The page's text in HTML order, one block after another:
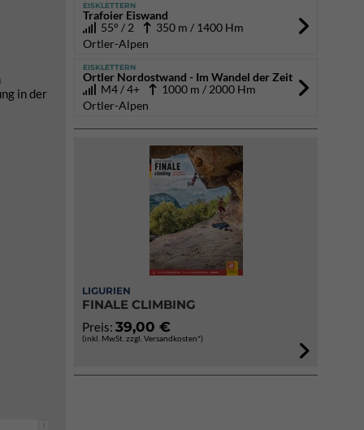
in der
i
EISKLETTERN
Trafoier Eiswand
55° / 2
350 m / 1400 Hm
Ortler-Alpen
EISKLETTERN
Ortler Nordostwand - Im Wandel der Zeit
M4 / 4+
1000 m / 2000 Hm
Ortler-Alpen
LIGURIEN
FINALE CLIMBING
Preis: 39,00 €
(inkl. MwSt. zzgl. Versandkosten*)